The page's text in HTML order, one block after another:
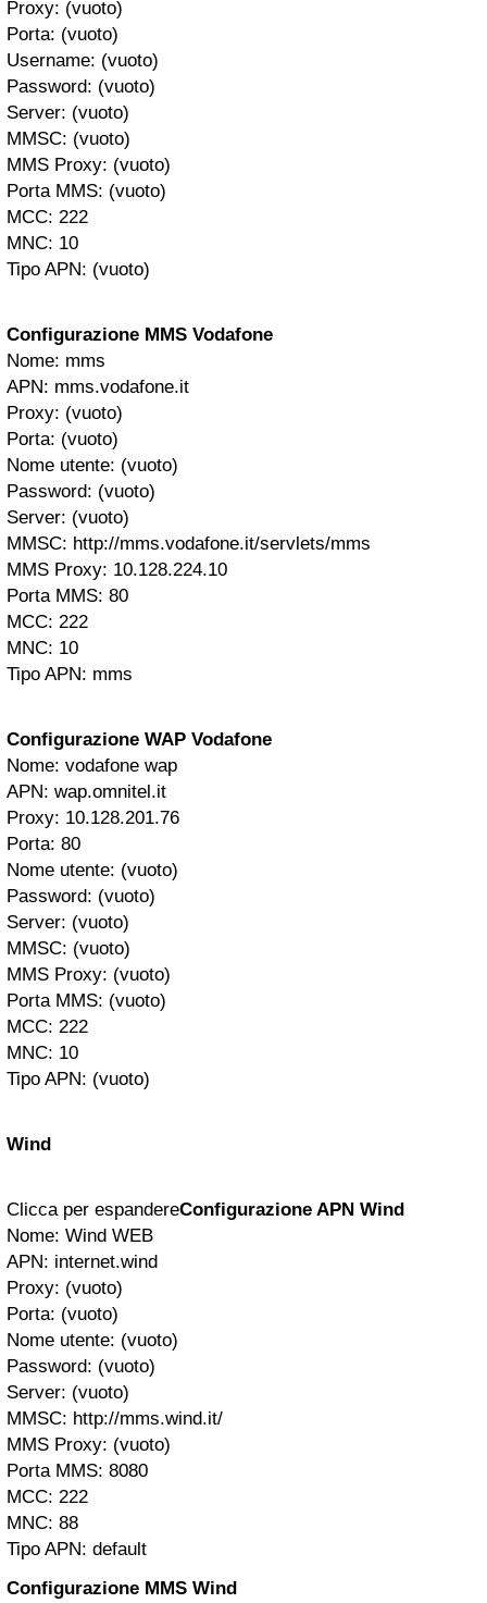
Proxy: (vuoto)
Porta: (vuoto)
Username: (vuoto)
Password: (vuoto)
Server: (vuoto)
MMSC: (vuoto)
MMS Proxy: (vuoto)
Porta MMS: (vuoto)
MCC: 222
MNC: 10
Tipo APN: (vuoto)
Configurazione MMS Vodafone
Nome: mms
APN: mms.vodafone.it
Proxy: (vuoto)
Porta: (vuoto)
Nome utente: (vuoto)
Password: (vuoto)
Server: (vuoto)
MMSC: http://mms.vodafone.it/servlets/mms
MMS Proxy: 10.128.224.10
Porta MMS: 80
MCC: 222
MNC: 10
Tipo APN: mms
Configurazione WAP Vodafone
Nome: vodafone wap
APN: wap.omnitel.it
Proxy: 10.128.201.76
Porta: 80
Nome utente: (vuoto)
Password: (vuoto)
Server: (vuoto)
MMSC: (vuoto)
MMS Proxy: (vuoto)
Porta MMS: (vuoto)
MCC: 222
MNC: 10
Tipo APN: (vuoto)
Wind
Clicca per espandereConfigurazione APN Wind
Nome: Wind WEB
APN: internet.wind
Proxy: (vuoto)
Porta: (vuoto)
Nome utente: (vuoto)
Password: (vuoto)
Server: (vuoto)
MMSC: http://mms.wind.it/
MMS Proxy: (vuoto)
Porta MMS: 8080
MCC: 222
MNC: 88
Tipo APN: default
Configurazione MMS Wind